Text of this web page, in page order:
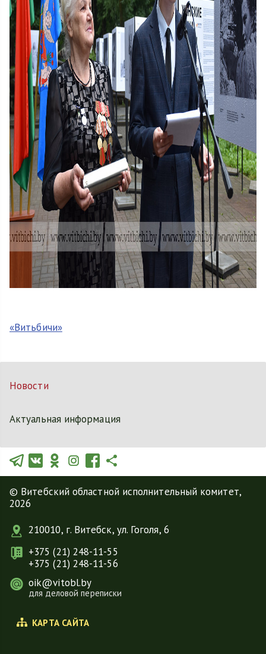
«Витьбичи»
Новости
Актуальная информация
© Витебский областной исполнительный комитет,
2026
210010, г. Витебск, ул. Гоголя, 6
+375 (21) 248-11-55
+375 (21) 248-11-56
oik@vitobl.by
для деловой переписки
КАРТА САЙТА